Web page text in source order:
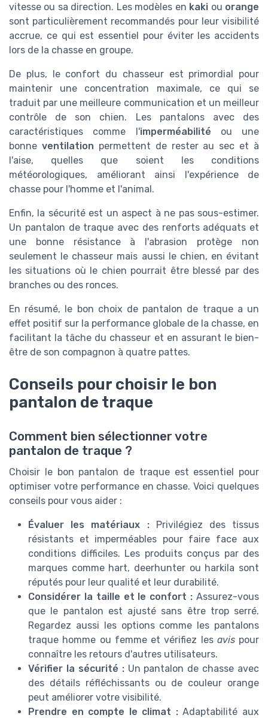
vitesse ou sa direction. Les modèles en kaki ou orange
sont particulièrement recommandés pour leur visibilité
accrue, ce qui est essentiel pour éviter les accidents
lors de la chasse en groupe.
De plus, le confort du chasseur est primordial pour
maintenir une concentration maximale, ce qui se
traduit par une meilleure communication et un meilleur
contrôle de son chien. Les pantalons avec des
caractéristiques comme l'imperméabilité ou une
bonne ventilation permettent de rester au sec et à
l'aise, quelles que soient les conditions
météorologiques, améliorant ainsi l'expérience de
chasse pour l'homme et l'animal.
Enfin, la sécurité est un aspect à ne pas sous-estimer.
Un pantalon de traque avec des renforts adéquats et
une bonne résistance à l'abrasion protège non
seulement le chasseur mais aussi le chien, en évitant
les situations où le chien pourrait être blessé par des
branches ou des ronces.
En résumé, le bon choix de pantalon de traque a un
effet positif sur la performance globale de la chasse, en
facilitant la tâche du chasseur et en assurant le bien-
être de son compagnon à quatre pattes.
Conseils pour choisir le bon
pantalon de traque
Comment bien sélectionner votre
pantalon de traque ?
Choisir le bon pantalon de traque est essentiel pour
optimiser votre performance en chasse. Voici quelques
conseils pour vous aider :
Évaluer les matériaux :Privilégiez des tissus
résistants et imperméables pour faire face aux
conditions difficiles. Les produits conçus par des
marques comme hart, deerhunter ou harkila sont
réputés pour leur qualité et leur durabilité.
Considérer la taille et le confort : Assurez-vous
que le pantalon est ajusté sans être trop serré.
Regardez aussi les options comme les pantalons
traque homme ou femme et vérifiez les avispour
connaître les retours d'autres utilisateurs.
Vérifier la sécurité :Un pantalon de chasse avec
des détails réfléchissants ou de couleur orange
peut améliorer votre visibilité.
Prendre en compte le climat :Adaptabilité aux